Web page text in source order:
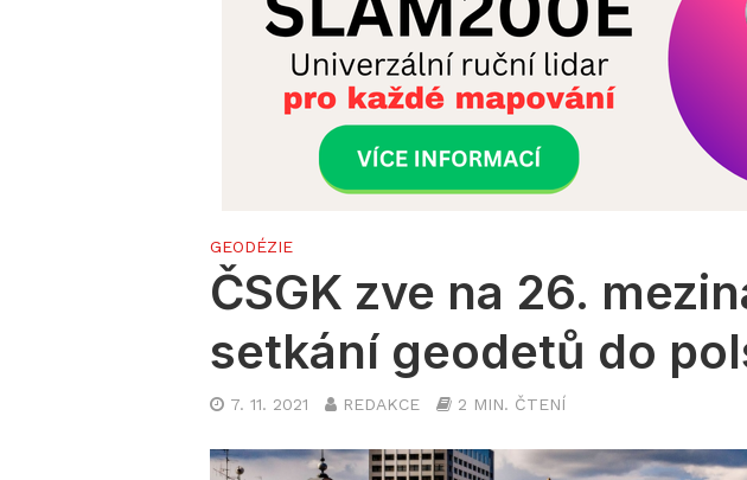
GEODÉZIE
ČSGK zve na 26.
setkání geodetů do
7. 11. 2021 REDAKCE 2 MIN. ČTENÍ